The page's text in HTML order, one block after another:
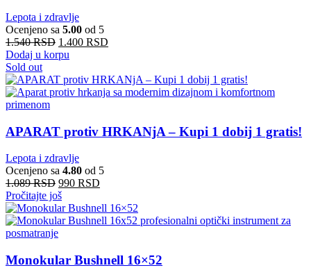
Lepota i zdravlje
Ocenjeno sa 5.00 od 5
1.540RSD 1.400 RSD
Dodaj u korpu
Sold out
APARAT protiv HRKANjA – Kupi 1 dobij 1 gratis!
Lepota i zdravlje
Ocenjeno sa 4.80 od 5
1.089RSD 990 RSD
Pročitajte još
Monokular Bushnell 16×52